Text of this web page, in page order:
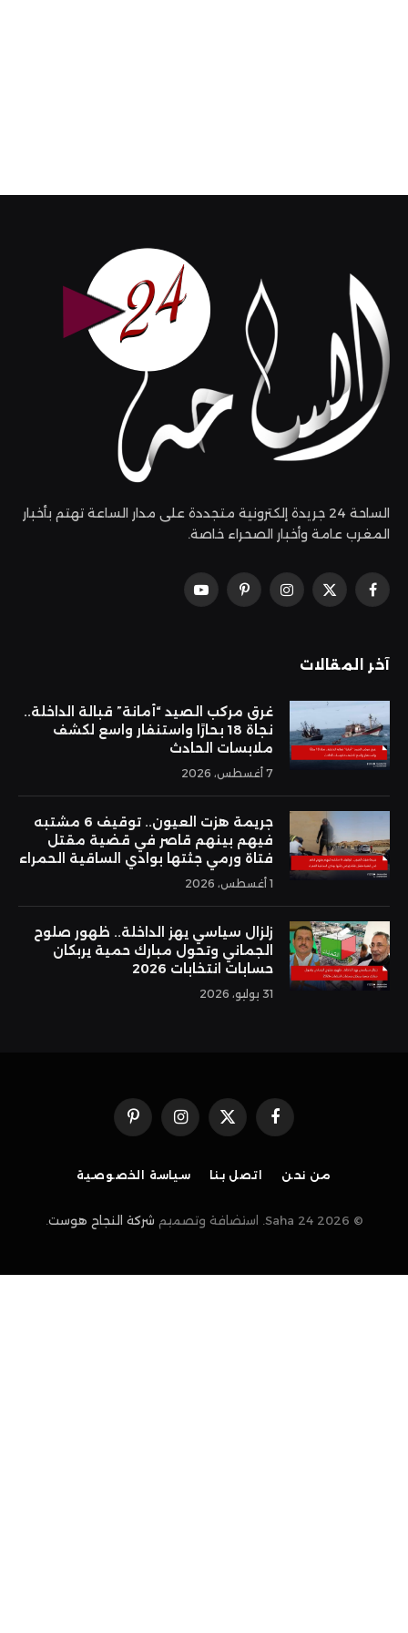
الساحة 24 جريدة إلكترونية متجددة على مدار الساعة تهتم بأخبار
المغرب عامة وأخبار الصحراء خاصة.
فيسبوك
X
الانستغرامبينتيريستيوتيوب
آخر المقالات
غرق مركب الصيد “أمانة” قبالة الداخلة..
نجاة 18 بحارًا واستنفار واسع لكشف
ملابسات الحادث
7 أغسطس، 2026
جريمة هزت العيون.. توقيف 6 مشتبه
فيهم بينهم قاصر في قضية مقتل
فتاة ورمي جثتها بوادي الساقية الحمراء
1 أغسطس، 2026
زلزال سياسي يهز الداخلة.. ظهور صلوح
الجماني وتحول مبارك حمية يربكان
حسابات انتخابات 2026
31 يوليو، 2026
فيسبوكX
(Twitter)
الانستغرامبينتيريست
من نحن اتصل بنا سياسة الخصوصية
© 2026 Saha 24. استضافة وتصميم شركة النجاح هوست